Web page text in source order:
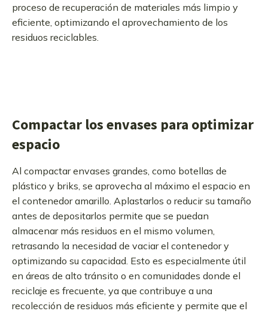
proceso de recuperación de materiales más limpio y
eficiente, optimizando el aprovechamiento de los
residuos reciclables.
Compactar los envases para optimizar
espacio
Al compactar envases grandes, como botellas de
plástico y briks, se aprovecha al máximo el espacio en
el contenedor amarillo. Aplastarlos o reducir su tamaño
antes de depositarlos permite que se puedan
almacenar más residuos en el mismo volumen,
retrasando la necesidad de vaciar el contenedor y
optimizando su capacidad. Esto es especialmente útil
en áreas de alto tránsito o en comunidades donde el
reciclaje es frecuente, ya que contribuye a una
recolección de residuos más eficiente y permite que el